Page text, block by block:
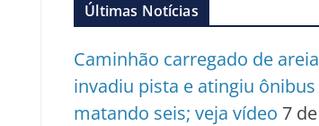
Últimas Notícias
Caminhão carregado de areia
invadiu pista e atingiu ônibus
matando seis; veja vídeo 7 de